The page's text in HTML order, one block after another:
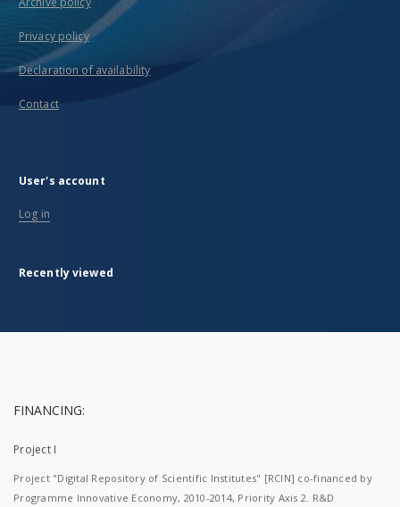
Privacy policy
Declaration of availability
Contact
User's account
Log in
Recently viewed
FINANCING:
Project I
Project "Digital Repository of Scientific Institutes" [RCIN] co-financed by
Programme Innovative Economy, 2010-2014, Priority Axis 2. R&D